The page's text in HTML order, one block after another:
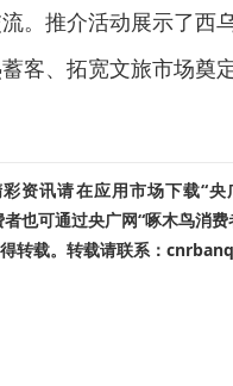
。推介活动展示了西
客、拓宽文旅市场奠
资讯请在应用市场下载“
也可通过央广网“啄木鸟消
转载。转载请联系：